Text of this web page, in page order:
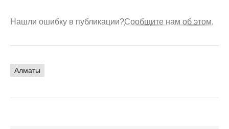
Нашли ошибку в публикации?Сообщите нам об этом.
Алматы